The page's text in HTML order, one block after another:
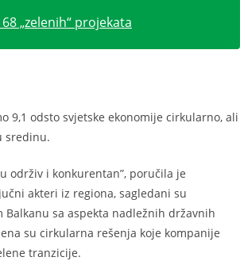
„zelenih“ projekata
9,1 odsto svjetske ekonomije cirkularno, ali
sredinu.
održiv i konkurentan”, poručila je
akteri iz regiona, sagledani su
sa aspekta nadležnih državnih
su cirkularna rešenja koje kompanije
tranzicije.